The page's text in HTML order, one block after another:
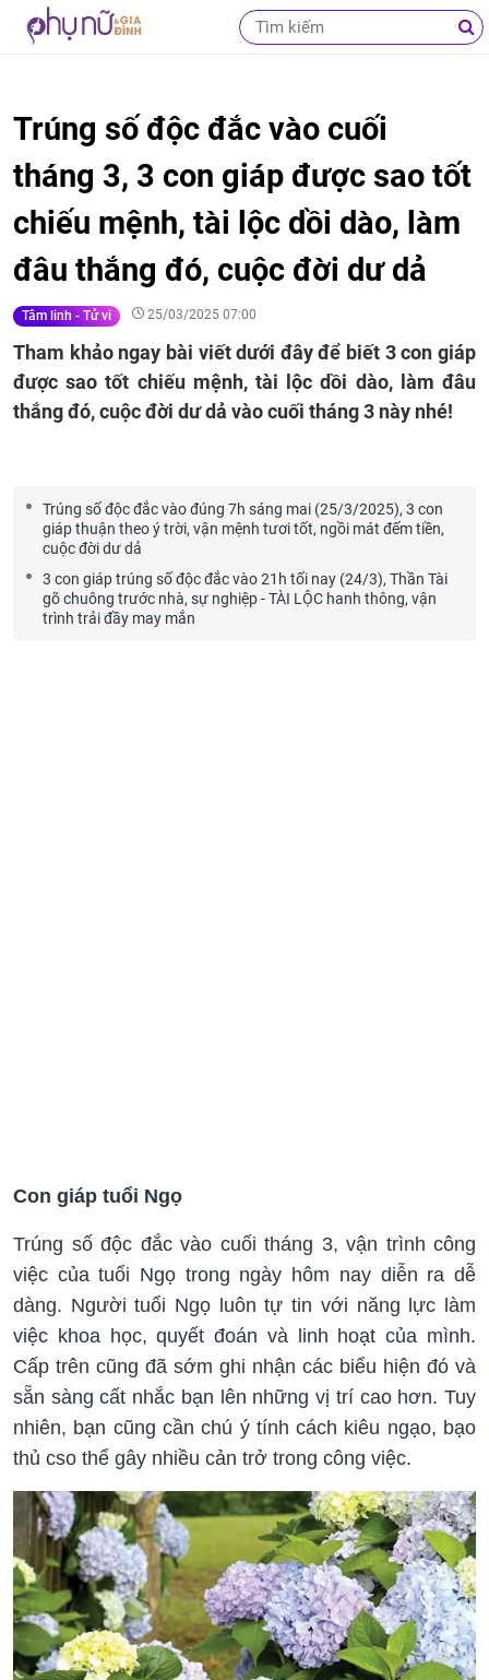
Trúng số độc đắc vào cuối
tháng 3, 3 con giáp được sao tốt
chiếu mệnh, tài lộc dồi dào, làm
đâu thắng đó, cuộc đời dư dả
Tâm linh - Tử vi 25/03/2025 07:00
Tham khảo ngay bài viết dưới đây để biết 3 con giáp
được sao tốt chiếu mệnh, tài lộc dồi dào, làm đâu
thắng đó, cuộc đời dư dả vào cuối tháng 3 này nhé!
Trúng số độc đắc vào đúng 7h sáng mai (25/3/2025), 3 con
giáp thuận theo ý trời, vận mệnh tươi tốt, ngồi mát đếm tiền,
cuộc đời dư dả
3 con giáp trúng số độc đắc vào 21h tối nay (24/3), Thần Tài
gõ chuông trước nhà, sự nghiệp - TÀI LỘC hanh thông, vận
trình trải đầy may mắn
Con giáp tuổi Ngọ
Trúng số độc đắc vào cuối tháng 3, vận trình công
việc của tuổi Ngọ trong ngày hôm nay diễn ra dễ
dàng. Người tuổi Ngọ luôn tự tin với năng lực làm
việc khoa học, quyết đoán và linh hoạt của mình.
Cấp trên cũng đã sớm ghi nhận các biểu hiện đó và
sẵn sàng cất nhắc bạn lên những vị trí cao hơn. Tuy
nhiên, bạn cũng cần chú ý tính cách kiêu ngạo, bạo
thủ cso thể gây nhiều cản trở trong công việc.